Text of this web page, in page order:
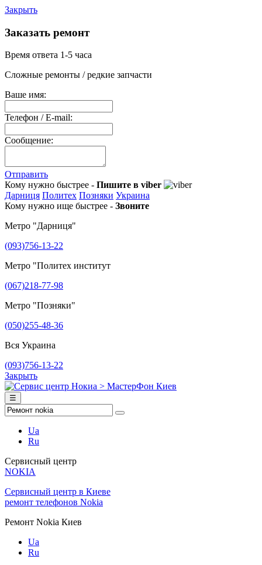
Закрыть
Заказать ремонт
Время ответа 1-5 часа
Сложные ремонты / редкие запчасти
Ваше имя:
Телефон / E-mail:
Сообщение:
Отправить
Кому нужно быстрее - Пишите в viber
Дарниця Политех Позняки Украина
Кому нужно ище быстрее - Звоните
Метро "Дарниця"
(093)756-13-22
Метро "Политех институт
(067)218-77-98
Метро "Позняки"
(050)255-48-36
Вся Украина
(093)756-13-22
Закрыть
☰
Ua
Ru
Сервисный центр
NOKIA
Сервисный центр в Киеве
ремонт телефонов Nokia
Ремонт Nokia Киев
Ua
Ru